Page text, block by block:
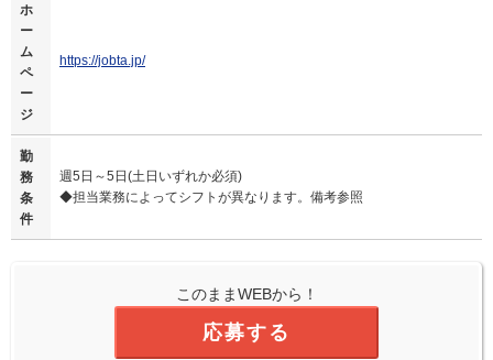
ホ
ー
ム
ペ
ー
ジ
https://jobta.jp/
勤
務
条
件
週5日～5日(土日いずれか必須)
◆担当業務によってシフトが異なります。備考参照
このままWEBから！
応募する